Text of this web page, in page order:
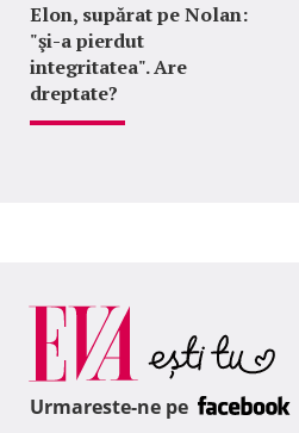
Elon, supărat pe Nolan:
"şi-a pierdut
integritatea". Are
dreptate?
Urmareste-ne pe